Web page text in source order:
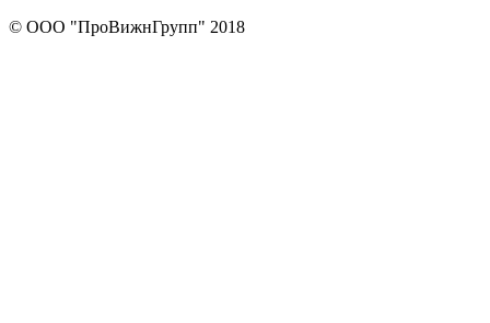
© ООО "ПроВижнГрупп" 2018